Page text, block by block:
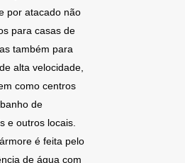
por atacado não
para casas de
também para
alta velocidade,
como centros
de
e outros locais.
é feita pelo
de água com